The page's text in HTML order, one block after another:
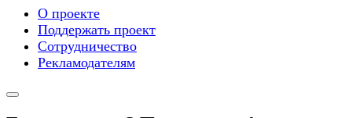
О проекте
Поддержать проект
Сотрудничество
Рекламодателям